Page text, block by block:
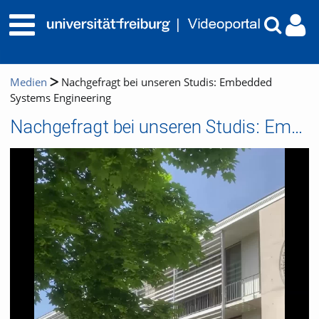
Medien
Nachgefragt bei unseren Studis: Embedded
Systems Engineering
Nachgefragt bei unseren Studis: Embedded Systems Engineering